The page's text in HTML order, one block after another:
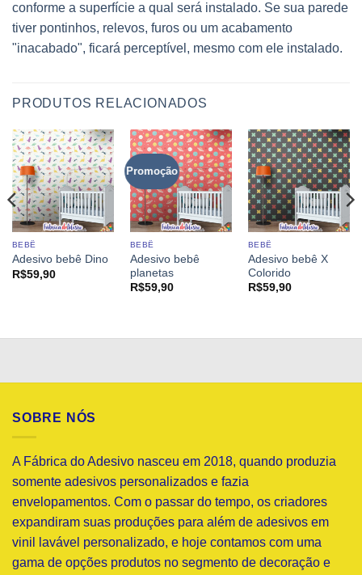
conforme a superfície a qual será instalado. Se sua parede
tiver pontinhos, relevos, furos ou um acabamento
"inacabado", ficará perceptível, mesmo com ele instalado.
PRODUTOS RELACIONADOS
BEBÊ
Adesivo bebê Dino
R$59,90
Promoção
BEBÊ
Adesivo bebê
planetas
R$59,90
BEBÊ
Adesivo bebê X
Colorido
R$59,90
SOBRE NÓS
A Fábrica do Adesivo nasceu em 2018, quando produzia
somente adesivos personalizados e fazia
envelopamentos. Com o passar do tempo, os criadores
expandiram suas produções para além de adesivos em
vinil lavável personalizado, e hoje contamos com uma
gama de opções produtos no segmento de decoração e